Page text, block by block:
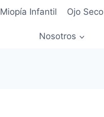
Miopía Infantil Ojo Seco
Nosotros